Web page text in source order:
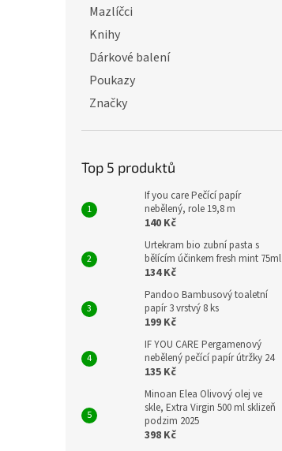
Mazlíčci
Knihy
Dárkové balení
Poukazy
Značky
Top 5 produktů
If you care Pečící papír
nebělený, role 19,8 m
140 Kč
Urtekram bio zubní pasta s
bělícím účinkem fresh mint 75ml
134 Kč
Pandoo Bambusový toaletní
papír 3 vrstvý 8 ks
199 Kč
IF YOU CARE Pergamenový
nebělený pečící papír útržky 24
135 Kč
Minoan Elea Olivový olej ve
skle, Extra Virgin 500 ml sklizeň
podzim 2025
398 Kč